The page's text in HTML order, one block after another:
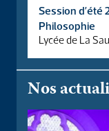
Session d’été
Philosophie
Lycée de La
Nos
Journées portes
Journées
Modalités